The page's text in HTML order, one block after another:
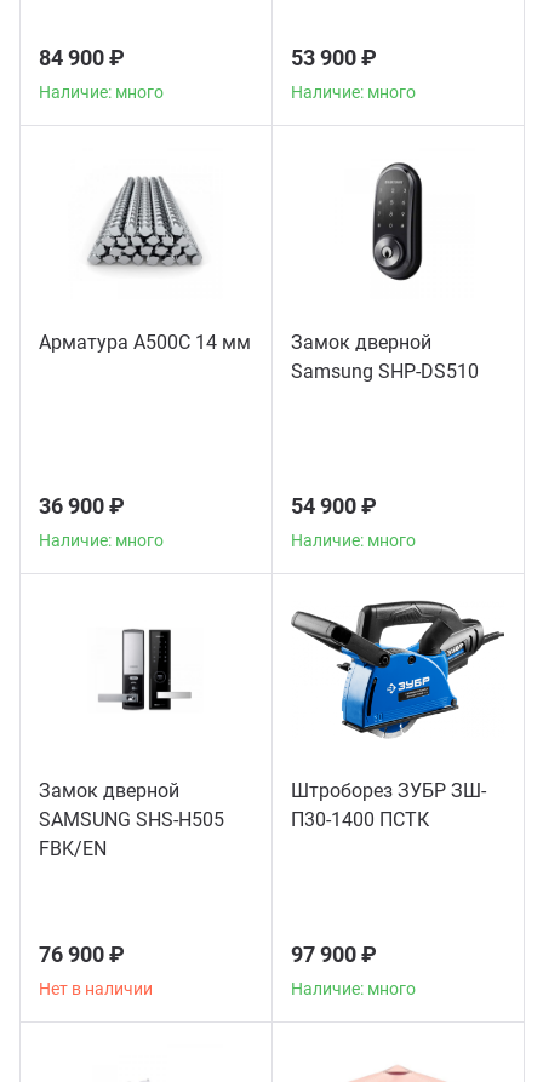
84 900 ₽
Наличие: много
53 900 ₽
Наличие: много
Арматура А500С 14 мм
36 900 ₽
Наличие: много
Замок дверной
Samsung SHP-DS510
54 900 ₽
Наличие: много
Замок дверной
SAMSUNG SHS-H505
FBK/EN
76 900 ₽
Нет в наличии
Штроборез ЗУБР ЗШ-
П30-1400 ПСТК
97 900 ₽
Наличие: много